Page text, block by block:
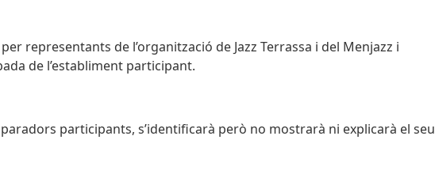
representants de l’organització de Jazz Terrassa i del Menjazz i
de l’establiment participant.
participants, s’identificarà però no mostrarà ni explicarà el seu